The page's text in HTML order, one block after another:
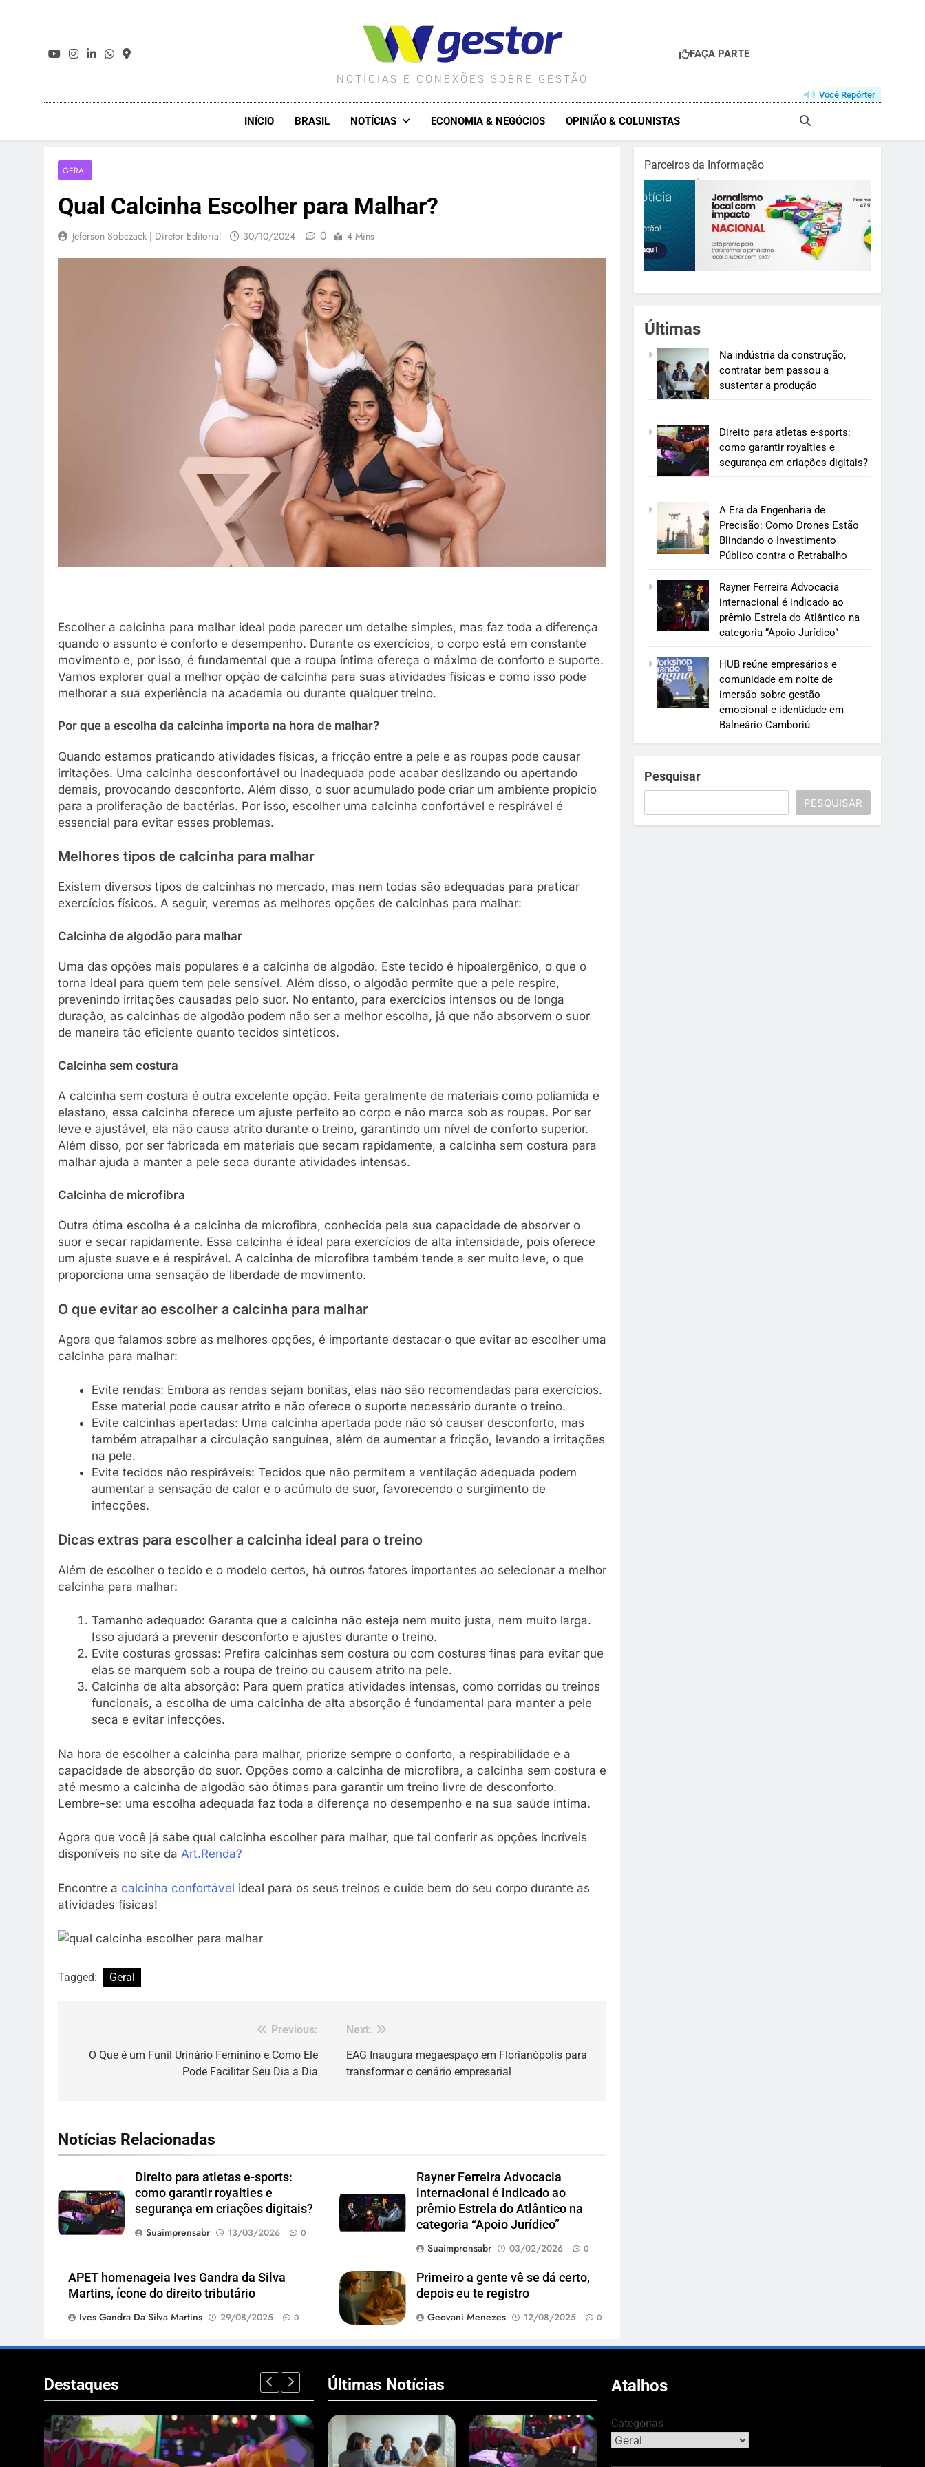
WGESTOR.COM.BR
NOTÍCIAS E CONEXÕES SOBRE GESTÃO
FAÇA PARTE
Você Repórter
INÍCIO BRASIL NOTÍCIAS ECONOMIA & NEGÓCIOS OPINIÃO & COLUNISTAS
GERAL
Qual Calcinha Escolher para Malhar?
Jeferson Sobczack | Diretor Editorial 30/10/2024 0 4 Mins
Escolher a calcinha para malhar ideal pode parecer um detalhe simples, mas faz toda a diferença
quando o assunto é conforto e desempenho. Durante os exercícios, o corpo está em constante
movimento e, por isso, é fundamental que a roupa íntima ofereça o máximo de conforto e suporte.
Vamos explorar qual a melhor opção de calcinha para suas atividades físicas e como isso pode
melhorar a sua experiência na academia ou durante qualquer treino.
Por que a escolha da calcinha importa na hora de malhar?
Quando estamos praticando atividades físicas, a fricção entre a pele e as roupas pode causar
irritações. Uma calcinha desconfortável ou inadequada pode acabar deslizando ou apertando
demais, provocando desconforto. Além disso, o suor acumulado pode criar um ambiente propício
para a proliferação de bactérias. Por isso, escolher uma calcinha confortável e respirável é
essencial para evitar esses problemas.
Melhores tipos de calcinha para malhar
Existem diversos tipos de calcinhas no mercado, mas nem todas são adequadas para praticar
exercícios físicos. A seguir, veremos as melhores opções de calcinhas para malhar:
Calcinha de algodão para malhar
Uma das opções mais populares é a calcinha de algodão. Este tecido é hipoalergênico, o que o
torna ideal para quem tem pele sensível. Além disso, o algodão permite que a pele respire,
prevenindo irritações causadas pelo suor. No entanto, para exercícios intensos ou de longa
duração, as calcinhas de algodão podem não ser a melhor escolha, já que não absorvem o suor
de maneira tão eficiente quanto tecidos sintéticos.
Calcinha sem costura
A calcinha sem costura é outra excelente opção. Feita geralmente de materiais como poliamida e
elastano, essa calcinha oferece um ajuste perfeito ao corpo e não marca sob as roupas. Por ser
leve e ajustável, ela não causa atrito durante o treino, garantindo um nível de conforto superior.
Além disso, por ser fabricada em materiais que secam rapidamente, a calcinha sem costura para
malhar ajuda a manter a pele seca durante atividades intensas.
Calcinha de microfibra
Outra ótima escolha é a calcinha de microfibra, conhecida pela sua capacidade de absorver o
suor e secar rapidamente. Essa calcinha é ideal para exercícios de alta intensidade, pois oferece
um ajuste suave e é respirável. A calcinha de microfibra também tende a ser muito leve, o que
proporciona uma sensação de liberdade de movimento.
O que evitar ao escolher a calcinha para malhar
Agora que falamos sobre as melhores opções, é importante destacar o que evitar ao escolher uma
calcinha para malhar:
Evite rendas: Embora as rendas sejam bonitas, elas não são recomendadas para exercícios.
Esse material pode causar atrito e não oferece o suporte necessário durante o treino.
Evite calcinhas apertadas: Uma calcinha apertada pode não só causar desconforto, mas
também atrapalhar a circulação sanguínea, além de aumentar a fricção, levando a irritações
na pele.
Evite tecidos não respiráveis: Tecidos que não permitem a ventilação adequada podem
aumentar a sensação de calor e o acúmulo de suor, favorecendo o surgimento de
infecções.
Dicas extras para escolher a calcinha ideal para o treino
Além de escolher o tecido e o modelo certos, há outros fatores importantes ao selecionar a melhor
calcinha para malhar:
Tamanho adequado: Garanta que a calcinha não esteja nem muito justa, nem muito larga.
Isso ajudará a prevenir desconforto e ajustes durante o treino.
Evite costuras grossas: Prefira calcinhas sem costura ou com costuras finas para evitar que
elas se marquem sob a roupa de treino ou causem atrito na pele.
Calcinha de alta absorção: Para quem pratica atividades intensas, como corridas ou treinos
funcionais, a escolha de uma calcinha de alta absorção é fundamental para manter a pele
seca e evitar infecções.
Na hora de escolher a calcinha para malhar, priorize sempre o conforto, a respirabilidade e a
capacidade de absorção do suor. Opções como a calcinha de microfibra, a calcinha sem costura e
até mesmo a calcinha de algodão são ótimas para garantir um treino livre de desconforto.
Lembre-se: uma escolha adequada faz toda a diferença no desempenho e na sua saúde íntima.
Agora que você já sabe qual calcinha escolher para malhar, que tal conferir as opções incríveis
disponíveis no site da Art.Renda?
Encontre a calcinha confortável ideal para os seus treinos e cuide bem do seu corpo durante as
atividades físicas!
Tagged: Geral
Previous:
O Que é um Funil Urinário Feminino e Como Ele
Pode Facilitar Seu Dia a Dia
Next:
EAG Inaugura megaespaço em Florianópolis para
transformar o cenário empresarial
Notícias Relacionadas
Direito para atletas e-sports:
como garantir royalties e
segurança em criações digitais?
Suaimprensabr
13/03/2026 0
Rayner Ferreira Advocacia
internacional é indicado ao
prêmio Estrela do Atlântico na
categoria “Apoio Jurídico”
Suaimprensabr
03/02/2026 0
APET homenageia Ives Gandra da Silva
Martins, ícone do direito tributário
Ives Gandra Da Silva Martins
29/08/2025 0
Primeiro a gente vê se dá certo,
depois eu te registro
Geovani Menezes
12/08/2025 0
Parceiros da Informação
Últimas
Na indústria da construção,
contratar bem passou a
sustentar a produção
Direito para atletas e-sports:
como garantir royalties e
segurança em criações digitais?
A Era da Engenharia de
Precisão: Como Drones Estão
Blindando o Investimento
Público contra o Retrabalho
Rayner Ferreira Advocacia
internacional é indicado ao
prêmio Estrela do Atlântico na
categoria “Apoio Jurídico”
HUB reúne empresários e
comunidade em noite de
imersão sobre gestão
emocional e identidade em
Balneário Camboriú
Pesquisar
PESQUISAR
Destaques Últimas Notícias Atalhos
Categorias